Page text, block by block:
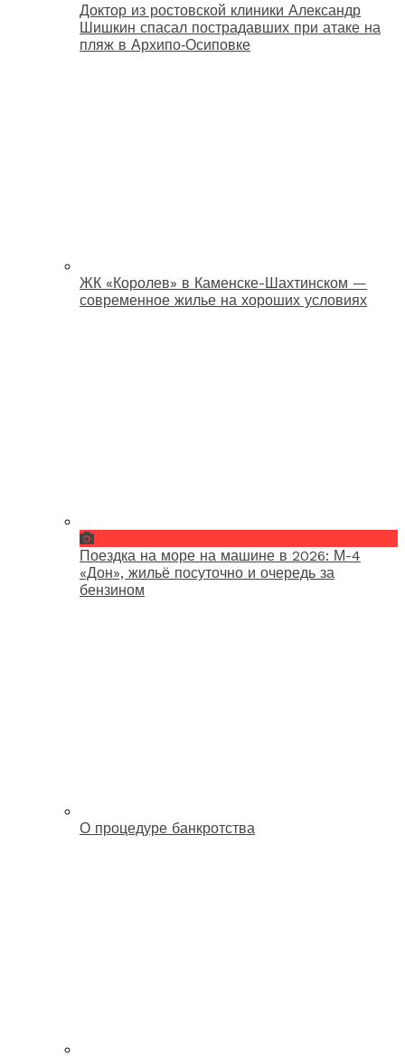
Доктор из ростовской клиники Александр
Шишкин спасал пострадавших при атаке на
пляж в Архипо‑Осиповке
ЖК «Королев» в Каменске-Шахтинском —
современное жилье на хороших условиях
Поездка на море на машине в 2026: М-4
«Дон», жильё посуточно и очередь за
бензином
О процедуре банкротства